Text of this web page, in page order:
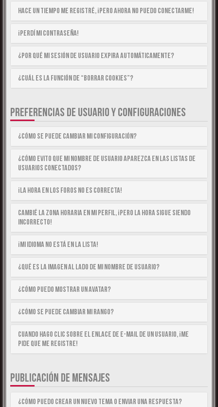
Hace un tiempo me registré, ¡pero ahora no puedo conectarme!
¡Perdí mi contraseña!
¿Por qué mi sesión de usuario expira automáticamente?
¿Cuál es la función de “Borrar cookies”?
PREFERENCIAS DE USUARIO Y CONFIGURACIONES
¿Cómo se puede cambiar mi configuración?
¿Cómo evito que mi nombre de usuario aparezca en las listas de
usuarios conectados?
¡La hora en los foros no es correcta!
Cambié la zona horaria en mi perfil, ¡pero la hora sigue siendo
incorrecto!
¡Mi idioma no está en la lista!
¿Qué es la imagen al lado de mi nombre de usuario?
¿Cómo puedo mostrar un avatar?
¿Cómo se puede cambiar mi rango?
Cuando hago clic sobre el enlace de e-mail de un usuario, ¡me
pide que me registre!
PUBLICACIÓN DE MENSAJES
¿Cómo puedo crear un nuevo tema o enviar una respuesta?